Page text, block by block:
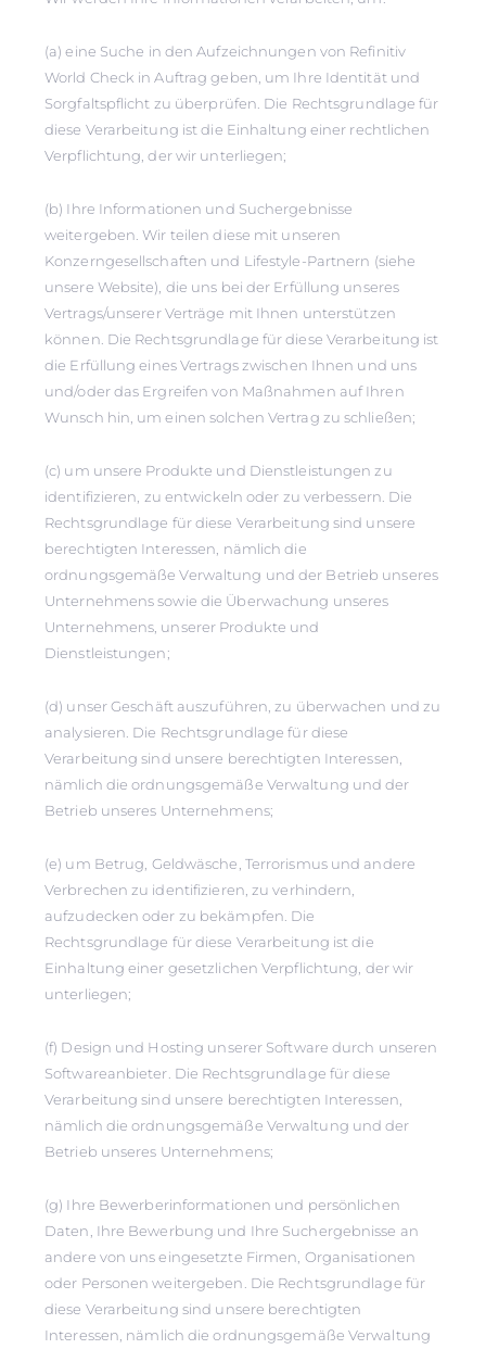
(a) eine Suche in den Aufzeichnungen von Refinitiv
World Check in Auftrag geben, um Ihre Identität und
Sorgfaltspflicht zu überprüfen. Die Rechtsgrundlage für
diese Verarbeitung ist die Einhaltung einer rechtlichen
Verpflichtung, der wir unterliegen;
(b) Ihre Informationen und Suchergebnisse
weitergeben. Wir teilen diese mit unseren
Konzerngesellschaften und Lifestyle-Partnern (siehe
unsere Website), die uns bei der Erfüllung unseres
Vertrags/unserer Verträge mit Ihnen unterstützen
können. Die Rechtsgrundlage für diese Verarbeitung ist
die Erfüllung eines Vertrags zwischen Ihnen und uns
und/oder das Ergreifen von Maßnahmen auf Ihren
Wunsch hin, um einen solchen Vertrag zu schließen;
(c) um unsere Produkte und Dienstleistungen zu
identifizieren, zu entwickeln oder zu verbessern. Die
Rechtsgrundlage für diese Verarbeitung sind unsere
berechtigten Interessen, nämlich die
ordnungsgemäße Verwaltung und der Betrieb unseres
Unternehmens sowie die Überwachung unseres
Unternehmens, unserer Produkte und
Dienstleistungen;
(d) unser Geschäft auszuführen, zu überwachen und zu
analysieren. Die Rechtsgrundlage für diese
Verarbeitung sind unsere berechtigten Interessen,
nämlich die ordnungsgemäße Verwaltung und der
Betrieb unseres Unternehmens;
(e) um Betrug, Geldwäsche, Terrorismus und andere
Verbrechen zu identifizieren, zu verhindern,
aufzudecken oder zu bekämpfen. Die
Rechtsgrundlage für diese Verarbeitung ist die
Einhaltung einer gesetzlichen Verpflichtung, der wir
unterliegen;
(f) Design und Hosting unserer Software durch unseren
Softwareanbieter. Die Rechtsgrundlage für diese
Verarbeitung sind unsere berechtigten Interessen,
nämlich die ordnungsgemäße Verwaltung und der
Betrieb unseres Unternehmens;
(g) Ihre Bewerberinformationen und persönlichen
Daten, Ihre Bewerbung und Ihre Suchergebnisse an
andere von uns eingesetzte Firmen, Organisationen
oder Personen weitergeben. Die Rechtsgrundlage für
diese Verarbeitung sind unsere berechtigten
Interessen, nämlich die ordnungsgemäße Verwaltung